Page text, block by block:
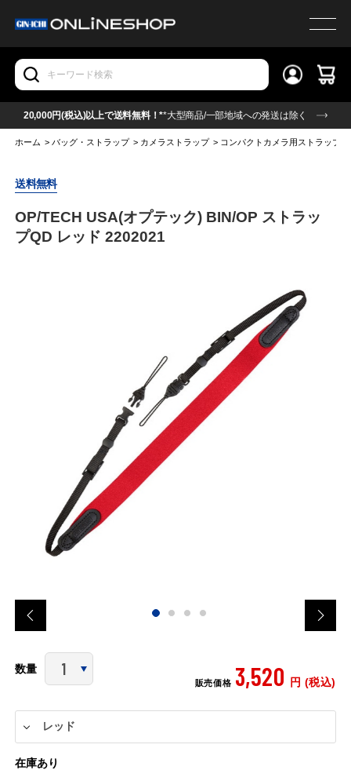
20,000円(税込)以上で送料無料！**大型商品/一部地域への発送は除く
ホーム >バッグ・ストラップ > カメラストラップ > コンパクトカメラ用ストラップ
送料無料
OP/TECH USA(オプテック) BIN/OP ストラッ
プQD レッド 2202021
数量
販売価格 3,520 円 (税込)
在庫あり